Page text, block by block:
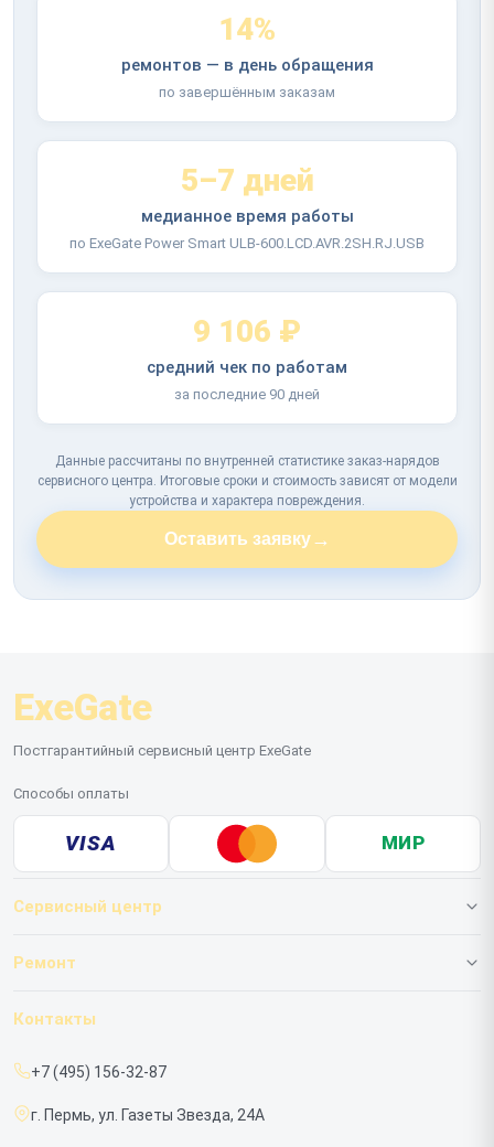
14%
ремонтов — в день обращения
по завершённым заказам
5–7 дней
медианное время работы
по ExeGate Power Smart ULB-600.LCD.AVR.2SH.RJ.USB
9 106 ₽
средний чек по работам
за последние 90 дней
Данные рассчитаны по внутренней статистике заказ-нарядов
сервисного центра. Итоговые сроки и стоимость зависят от модели
устройства и характера повреждения.
Оставить заявку→
ExeGate
Постгарантийный сервисный центр ExeGate
Способы оплаты
VISA МИР
Сервисный центр
О нашем сервисе
Срочный ремонт
Доставка и способы оплаты
Ремонт
ИБП
Контакты
+7 (495) 156-32-87
г. Пермь, ул. Газеты Звезда, 24А